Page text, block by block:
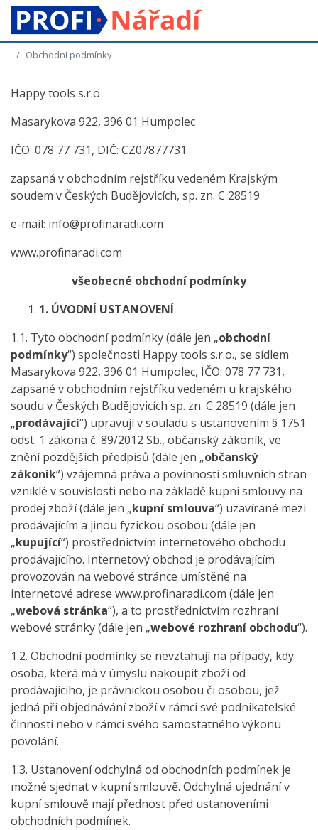
Obchodní podmínky
Happy tools s.r.o
Masarykova 922, 396 01 Humpolec
IČO: 078 77 731, DIČ: CZ07877731
zapsaná v obchodním rejstříku vedeném Krajským
soudem v Českých Budějovicích, sp. zn. C 28519
e-mail: info@profinaradi.com
www.profinaradi.com
všeobecné obchodní podmínky
1. ÚVODNÍ USTANOVENÍ
1.1. Tyto obchodní podmínky (dále jen „obchodní
podmínky“) společnosti Happy tools s.r.o., se sídlem
Masarykova 922, 396 01 Humpolec, IČO: 078 77 731,
zapsané v obchodním rejstříku vedeném u krajského
soudu v Českých Budějovicích sp. zn. C 28519 (dále jen
„prodávající“) upravují v souladu s ustanovením § 1751
odst. 1 zákona č. 89/2012 Sb., občanský zákoník, ve
znění pozdějších předpisů (dále jen „občanský
zákoník“) vzájemná práva a povinnosti smluvních stran
vzniklé v souvislosti nebo na základě kupní smlouvy na
prodej zboží (dále jen „kupní smlouva“) uzavírané mezi
prodávajícím a jinou fyzickou osobou (dále jen
„kupující“) prostřednictvím internetového obchodu
prodávajícího. Internetový obchod je prodávajícím
provozován na webové stránce umístěné na
internetové adrese www.profinaradi.com (dále jen
„webová stránka“), a to prostřednictvím rozhraní
webové stránky (dále jen „webové rozhraní obchodu“).
1.2. Obchodní podmínky se nevztahují na případy, kdy
osoba, která má v úmyslu nakoupit zboží od
prodávajícího, je právnickou osobou či osobou, jež
jedná při objednávání zboží v rámci své podnikatelské
činnosti nebo v rámci svého samostatného výkonu
povolání.
1.3. Ustanovení odchylná od obchodních podmínek je
možné sjednat v kupní smlouvě. Odchylná ujednání v
kupní smlouvě mají přednost před ustanoveními
obchodních podmínek.